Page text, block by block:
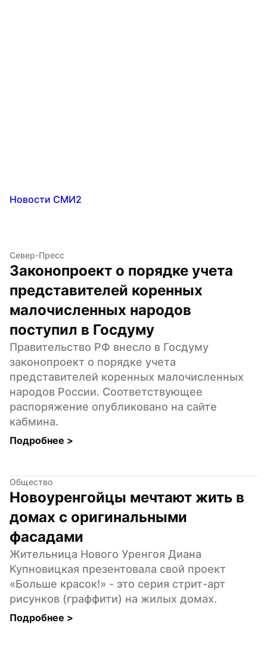
Новости СМИ2
Север-Пресс
Законопроект о порядке учета
представителей коренных
малочисленных народов
поступил в Госдуму
Правительство РФ внесло в Госдуму
законопроект о порядке учета
представителей коренных малочисленных
народов России. Соответствующее
распоряжение опубликовано на сайте
кабмина.
Подробнее >
Общество
Новоуренгойцы мечтают жить в
домах с оригинальными
фасадами
Жительница Нового Уренгоя Диана
Купновицкая презентовала свой проект
«Больше красок!» - это серия стрит-арт
рисунков (граффити) на жилых домах.
Подробнее >